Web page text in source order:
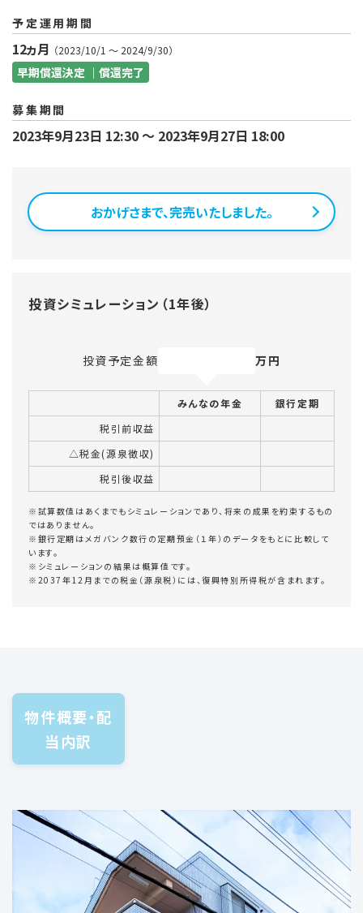
予定運用期間
12ヵ月 （2023/10/1 〜 2024/9/30）
早期償還決定 ｜償還完了
募集期間
2023年9月23日 12:30 〜 2023年9月27日 18:00
おかげさまで、完売いたしました。
投資シミュレーション（1年後）
投資予定金額 万円
みんなの年金
銀行定期
税引前収益
△税金(源泉徴収)
税引後収益
※試算数値はあくまでもシミュレーションであり、将来の成果を約束するもの
ではありません。
※銀行定期はメガバンク数行の定期預金（１年）のデータをもとに比較して
います。
※シミュレーションの結果は概算値です。
※2037年12月までの税金（源泉税）には、復興特別所得税が含まれます。
物件概要・配
当内訳